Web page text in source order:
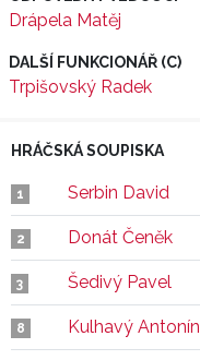
Drápela Matěj
DALŠÍ FUNKCIONÁŘ (C)
Trpišovský Radek
HRÁČSKÁ SOUPISKA
1 Serbin David
2 Donát Čeněk
3 Šedivý Pavel
8 Kulhavý Antonín